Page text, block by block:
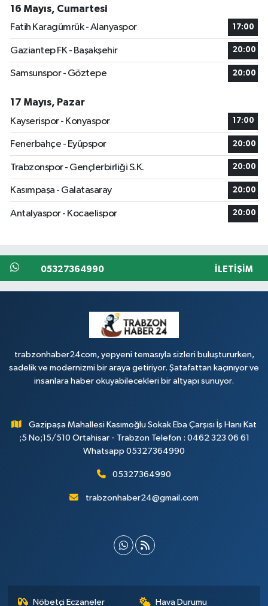
16 Mayıs, Cumartesi
Fatih Karagümrük - Alanyaspor
17:00
Gaziantep FK - Başakşehir 20:00
Samsunspor - Göztepe 20:00
17 Mayıs, Pazar
Kayserispor - Konyaspor
17:00
Fenerbahçe - Eyüpspor 20:00
Trabzonspor - Gençlerbirliği S.K. 20:00
Kasımpaşa - Galatasaray 20:00
Antalyaspor - Kocaelispor 20:00
05327364990 İLETIŞIM
trabzonhaber24com, yepyeni temasıyla sizleri buluştururken,
sadelik ve modernizmi bir araya getiriyor. Şatafattan kaçınıyor ve
insanlara haber okuyabilecekleri bir altyapı sunuyor.
Gazipaşa Mahallesi Kasımoğlu Sokak Eba Çarşısı İş Hanı Kat
;5 No;15/510 Ortahisar - Trabzon Telefon : 0462 323 06 61
Whatsapp 05327364990
05327364990
trabzonhaber24@gmail.com
Nöbetçi Eczaneler Hava Durumu